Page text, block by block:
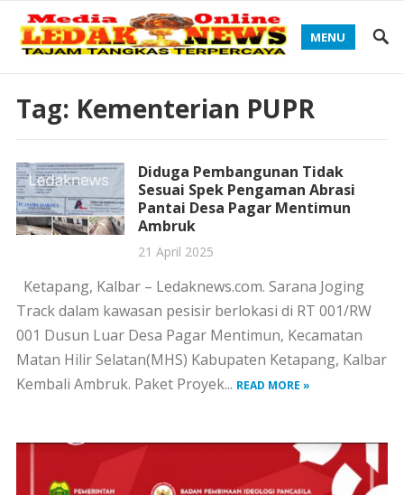
MENU
Tag: Kementerian PUPR
Diduga Pembangunan Tidak
Sesuai Spek Pengaman Abrasi
Pantai Desa Pagar Mentimun
Ambruk
21 April 2025
Ketapang, Kalbar – Ledaknews.com. Sarana Joging
Track dalam kawasan pesisir berlokasi di RT 001/RW
001 Dusun Luar Desa Pagar Mentimun, Kecamatan
Matan Hilir Selatan(MHS) Kabupaten Ketapang, Kalbar
Kembali Ambruk. Paket Proyek... READ MORE »